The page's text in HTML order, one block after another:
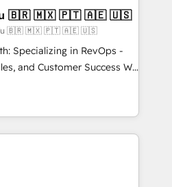
on-demand bundle services. Connect with us today!
4RevOps | Mkt4edu 🇧🇷 🇲🇽 🇵🇹 🇦🇪 🇺🇸
🇧🇷 🇲🇽 🇵🇹 🇦🇪 🇺🇸
Specializing in RevOps -
and Customer Success We
growth for companies
tailored marketing, sales,
utilizing RevOps
America's largest HubSpot
five